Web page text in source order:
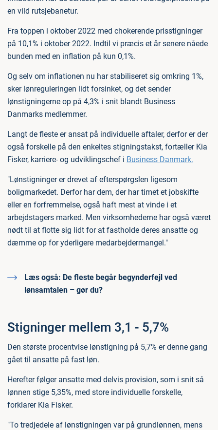
en vild rutsjebanetur.
Fra toppen i oktober 2022 med chokerende prisstigninger
på 10,1% i oktober 2022. Indtil vi præcis et år senere nåede
bunden med en inflation på kun 0,1%.
Og selv om inflationen nu har stabiliseret sig omkring 1%,
sker lønreguleringen lidt forsinket, og det sender
lønstigningerne op på 4,3% i snit blandt Business
Danmarks medlemmer.
Langt de fleste er ansat på individuelle aftaler, derfor er der
også forskelle på den enkeltes stigningstakst, fortæller Kia
Fisker, karriere- og udviklingschef i Business Danmark.
"Lønstigninger er drevet af efterspørgslen ligesom
boligmarkedet. Derfor har dem, der har timet et jobskifte
eller en forfremmelse, også haft mest at vinde i et
arbejdstagers marked. Men virksomhederne har også været
nødt til at flotte sig lidt for at fastholde deres ansatte og
dæmme op for yderligere medarbejdermangel."
Læs også: De fleste begår begynderfejl ved
lønsamtalen – gør du?
Stigninger mellem 3,1 - 5,7%
Den største procentvise lønstigning på 5,7% er denne gang
gået til ansatte på fast løn.
Herefter følger ansatte med delvis provision, som i snit så
lønnen stige 5,35%, med store individuelle forskelle,
forklarer Kia Fisker.
"To tredjedele af lønstigningen var på grundlønnen, mens